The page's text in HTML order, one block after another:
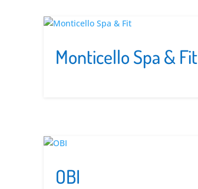
Monticello Spa & Fit
OBI